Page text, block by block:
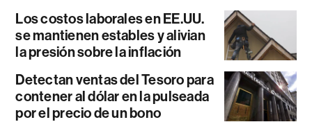
Los costos laborales en EE.UU.
se mantienen estables y alivian
la presión sobre la inflación
Detectan ventas del Tesoro para
contener al dólar en la pulseada
por el precio de un bono